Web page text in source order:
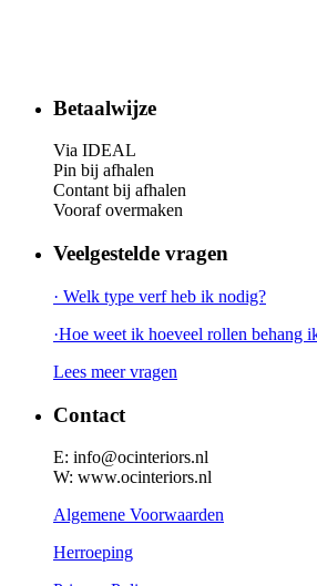
Betaalwijze
Via IDEAL
Pin bij afhalen
Contant bij afhalen
Vooraf overmaken
Veelgestelde vragen
· Welk type verf heb ik nodig?
·Hoe weet ik hoeveel rollen behang
Lees meer vragen
Contact
E: info@ocinteriors.nl
W: www.ocinteriors.nl
Algemene Voorwaarden
Herroeping